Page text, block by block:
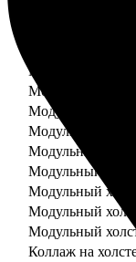
Модульный холст
Модульный холст
Модульный холст
Модульный холст
Модульный
Модульный
Модульный
Модульный
Модульный
Коллаж на холсте